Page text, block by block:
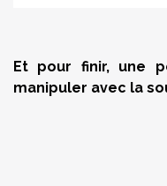
Et pour finir, une
manipuler avec la